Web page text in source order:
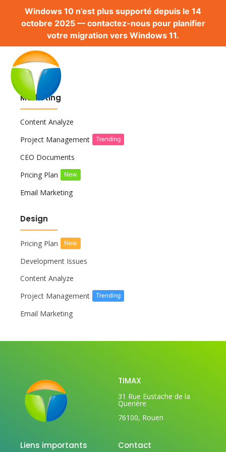
Windows 10 n’est plus supporté depuis le 14
octobre 2025 — contactez-nous pour planifier
votre migration vers Windows 11.
Marketing
Content Analyze
Project Management
Trending
CEO Documents
Pricing Plan
New
Email Marketing
Design
Pricing Plan New
Development Issues
Content Analyze
Project Management
Trending
Email Marketing
TIMAX
31 Rue Eustache de la
Querière
76100, Rouen
Liens importants Contact